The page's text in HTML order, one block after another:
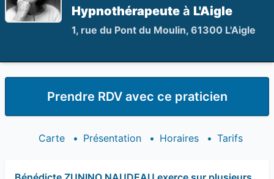
Hypnothérapeuteà L'Aigle
1, rue du Pont du Moulin, 61300 L'Aigle
Prendre RDV avec ce praticien
Carte • Présentation • Horaires • Tarifs